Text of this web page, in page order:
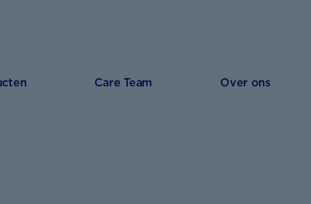
Care Team Over ons